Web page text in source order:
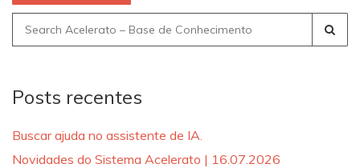
Search
for:
Posts recentes
Buscar ajuda no assistente de IA.
Novidades do Sistema Acelerato | 16.07.2026